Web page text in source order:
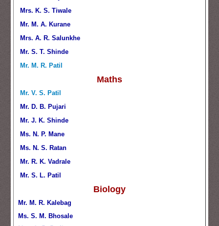
Mrs. K. S. Tiwale
Mr. M. A. Kurane
Mrs. A. R. Salunkhe
Mr. S. T. Shinde
Mr. M. R. Patil
Maths
Mr. V. S. Patil
Mr. D. B. Pujari
Mr. J. K. Shinde
Ms. N. P. Mane
Ms. N. S. Ratan
Mr. R. K. Vadrale
Mr. S. L. Patil
Biology
Mr. M. R. Kalebag
Ms. S. M. Bhosale